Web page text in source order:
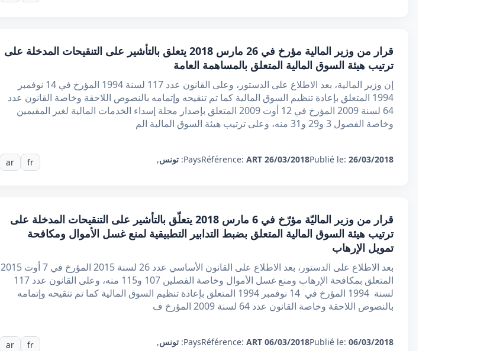
قرار من وزير المالية مؤرخ في 26 مارس 2018 يتعلق بالتأشير على التنقيحات المدخلة على
ترتيب هيئة السوق المالية المتعلق بالمساهمة العامة
إن وزير المالية، بعد الاطلاع على الدستور، وعلى القانون عدد 117 لسنة 1994 المؤرخ في 14 نوفمبر
1994 المتعلق بإعادة تنظيم السوق المالية كما تم تنقيحه وإتمامه بالنصوص اللاحقة وخاصة القانون عدد
64 لسنة 2009 المؤرخ في 12 أوت 2009 المتعلق بإصدار مجلة إسداء الخدمات المالية لغير المقيمين
وخاصة الفصول 3 و29 و31 منه، وعلى ترتيب هيئة السوق المالية الم
Publié le: 26/03/2018
Référence: ART 26/03/2018
Pays: تونس,
fr
ar
قرار من وزير الماليّة مؤرّخ في 6 مارس 2018 يتعلّق بالتأشير على التنقيحات المدخلة على
ترتيب هيئة السوق المالية المتعلق بضبط التدابير التطبيقية لمنع غسل الأموال ومكافحة
تمويل الإرهاب
بعد الاطلاع على الدستور، بعد الاطلاع على القانون الأساسي عدد 26 لسنة 2015 المؤرخ في 7 أوت 2015
المتعلق بمكافحة الإرهاب ومنع غسل الأموال وخاصة الفصلين 107 و115 منه، وعلى القانون عدد 117
لسنة 1994 المؤرخ في 14 نوفمبر 1994 المتعلق بإعادة تنظيم السوق المالية كما تم تنقيحه وإتمامه
بالنصوص اللاحقة وخاصة القانون عدد 64 لسنة 2009 المؤرخ ف
Publié le: 06/03/2018
Référence: ART 06/03/2018
Pays: تونس,
fr
ar